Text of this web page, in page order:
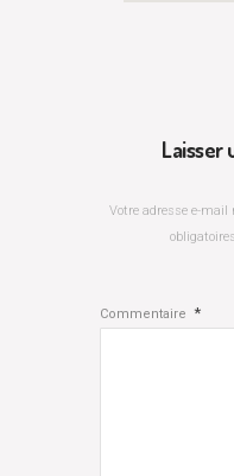
Laisser
Votre adresse e-mail
Commentaire *